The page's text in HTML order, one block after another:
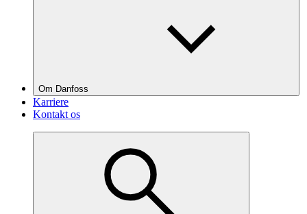
Om Danfoss
Karriere
Kontakt os